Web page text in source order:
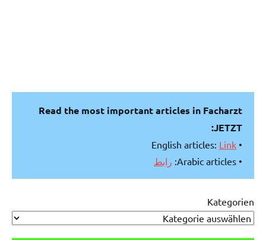
Read the most important articles in Facharzt
JETZT:
• English articles:
Link
• Arabic articles:
رابط
Kategorien